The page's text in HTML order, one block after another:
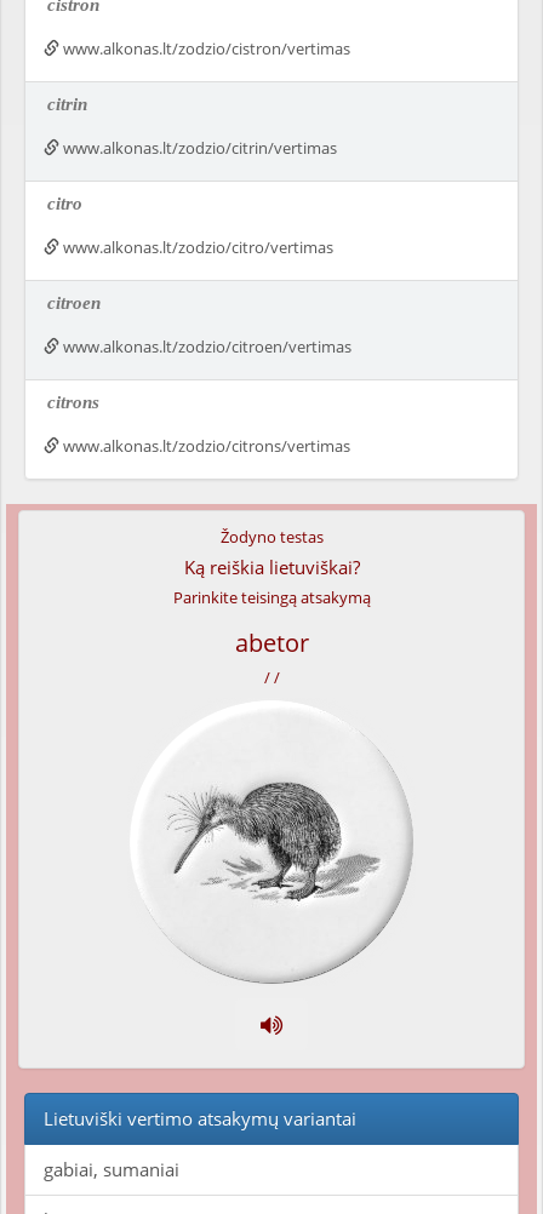
cistron
www.alkonas.lt/zodzio/cistron/vertimas
citrin
www.alkonas.lt/zodzio/citrin/vertimas
citro
www.alkonas.lt/zodzio/citro/vertimas
citroen
www.alkonas.lt/zodzio/citroen/vertimas
citrons
www.alkonas.lt/zodzio/citrons/vertimas
Žodyno testas
Ką reiškia lietuviškai?
Parinkite teisingą atsakymą
abetor
/ /
Lietuviški vertimo atsakymų variantai
gabiai, sumaniai